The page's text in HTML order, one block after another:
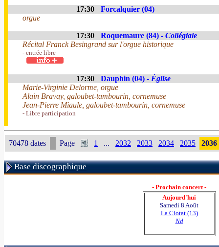
17:30
Forcalquier (04)
orgue
17:30 Roquemaure (84) - Collégiale
Récital Franck Besingrand sur l'orgue historique
- entrée libre
17:30 Dauphin (04) - Église
Marie-Virginie Delorme, orgue
Alain Bravay, galoubet-tambourin, cornemuse
Jean-Pierre Miaule, galoubet-tambourin, cornemuse
- Libre participation
70478 dates Page 1 ... 2032 2033 2034 2035 2036
Base discographique
- Prochain concert -
Aujourd'hui
Samedi 8 Août
La Ciotat (13)
Nd